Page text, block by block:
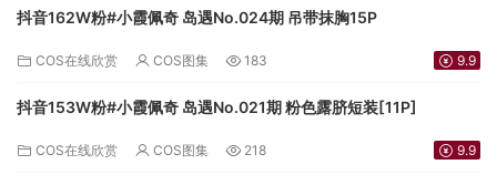
抖音162W粉#小霞佩奇 岛遇No.024期 吊带抹胸15P
COS在线欣赏 COS图集 183 9.9
抖音153W粉#小霞佩奇 岛遇No.021期 粉色露脐短装[11P]
COS在线欣赏 COS图集 218 9.9